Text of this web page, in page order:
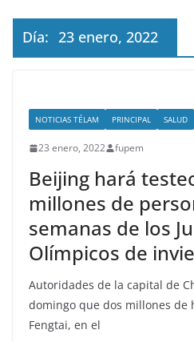
Día: 23 enero, 2022
NOTICIAS TÉLAM PRINCIPAL SALUD
23 enero, 2022 fupem
Beijing hará
millones de
semanas de los
Olímpicos de
Autoridades de la capital de
domingo que dos millones
Fengtai, en el